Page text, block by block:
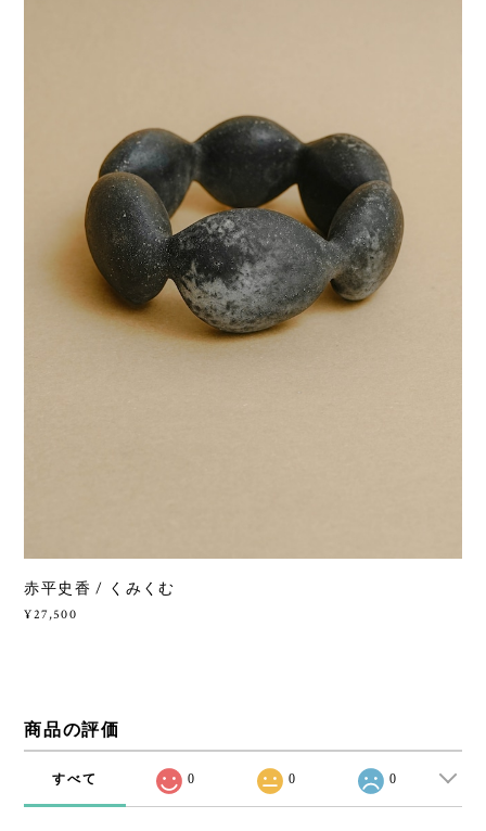
赤平史香 / くみくむ
¥27,500
商品の評価
すべて 0 0 0